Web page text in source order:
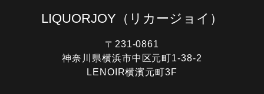
LIQUORJOY （リカージョイ）
〒231-0861
神奈川県横浜市中区元町1-38-2
LENOIR横濱元町3F